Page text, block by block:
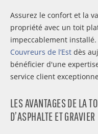
Assurez le confort et la
propriété avec un toit
impeccablement installé.
Couvreurs de l’Est dès
bénéficier d'une
service client
LES AVANTAGES DE LA
D’ASPHALTE ET GRAVIER